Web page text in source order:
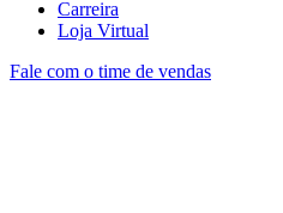
Carreira
Loja Virtual
Fale com o time de vendas